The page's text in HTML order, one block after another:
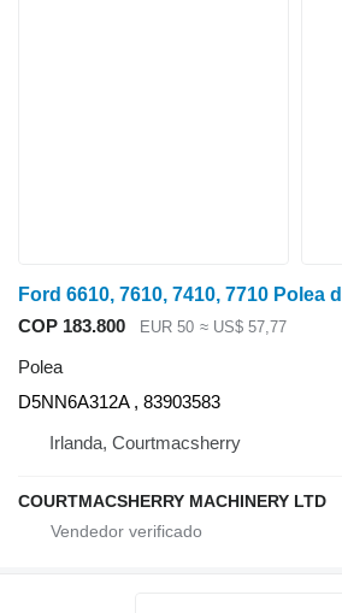
COP 183.800 EUR 50 ≈ US$ 57,77
Polea
D5NN6A312A , 83903583
Irlanda, Courtmacsherry
COURTMACSHERRY MACHINERY LTD